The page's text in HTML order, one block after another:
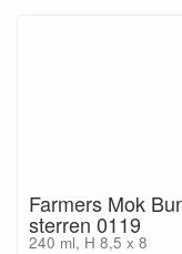
Farmers Mok
sterren 0119
240 ml, H 8,5 x 8